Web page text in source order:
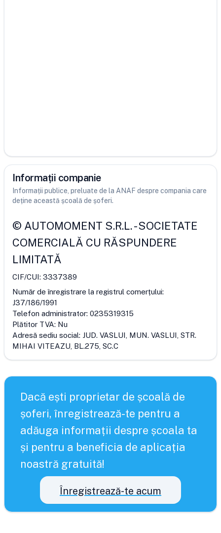
Informații companie
Informații publice, preluate de la ANAF despre compania care
deține această școală de șoferi.
© AUTOMOMENT S.R.L.-SOCIETATE
COMERCIALĂ CU RĂSPUNDERE
LIMITATĂ
CIF/CUI: 3337389
Număr de înregistrare la registrul comerțului:
J37/186/1991
Telefon administrator: 0235319315
Plătitor TVA: Nu
Adresă sediu social: JUD. VASLUI, MUN. VASLUI, STR.
MIHAI VITEAZU, BL.275, SC.C
Dacă ești proprietar de școală de
șoferi, înregistrează-te pentru a
adăuga informații despre școala ta
și pentru a beneficia de aplicația
noastră gratuită!
Înregistrează-te acum